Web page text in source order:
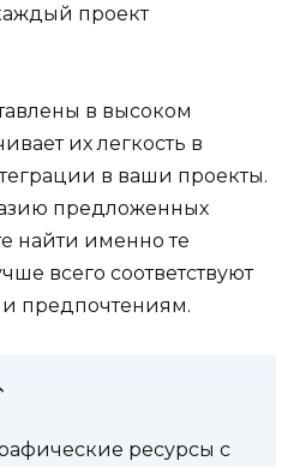
проект
в высоком
их легкость в
в ваши проекты.
предложенных
найти именно те
всего соответствуют
предпочтениям.
ресурсы с